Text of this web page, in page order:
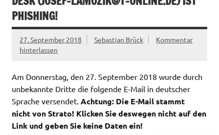
PHISHING!
27. September 2018 Sebastian Brück
Kommentar
hinterlassen
Am Donnerstag, den 27. September 2018 wurde durch
unbekannte Dritte die folgende E-Mail in deutscher
Sprache versendet. Achtung: Die E-Mail stammt
nicht von Strato! Klicken Sie deswegen nicht auf den
Link und geben Sie keine Daten ein!